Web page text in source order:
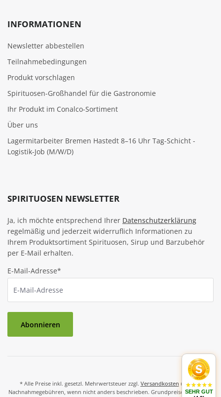
INFORMATIONEN
Newsletter abbestellen
Teilnahmebedingungen
Produkt vorschlagen
Spirituosen-Großhandel für die Gastronomie
Ihr Produkt im Conalco-Sortiment
Über uns
Lagermitarbeiter Bremen Hastedt 8–16 Uhr Tag-Schicht -
Logistik-Job (M/W/D)
SPIRITUOSEN NEWSLETTER
Ja, ich möchte entsprechend Ihrer Datenschutzerklärung
regelmäßig und jederzeit widerruflich Informationen zu
Ihrem Produktsortiment Spirituosen, Sirup und Barzubehör
per E-Mail erhalten.
E-Mail-Adresse*
Abonnieren
* Alle Preise inkl. gesetzl. Mehrwertsteuer zzgl. Versandkosten und ggf.
Nachnahmegebühren, wenn nicht anders beschrieben. Grundpreise und Preise
SEHR GUT